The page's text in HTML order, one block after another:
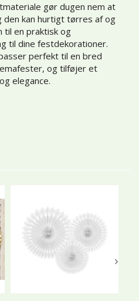
gør dugen nem at
kan hurtigt tørres af og
til en praktisk og
til dine festdekorationer.
perfekt til en bred
og tilføjer et
elegance.